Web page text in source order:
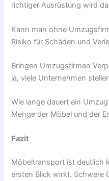
richtiger Ausrüstung wird
Kann man ohne
Risiko für Schäden und
Bringen Umzugsfirmen
ja, viele Unternehmen
Wie lange dauert ein
Menge der Möbel und der
Fazit
Möbeltransport ist deutlich
ersten Blick wirkt. Schwere